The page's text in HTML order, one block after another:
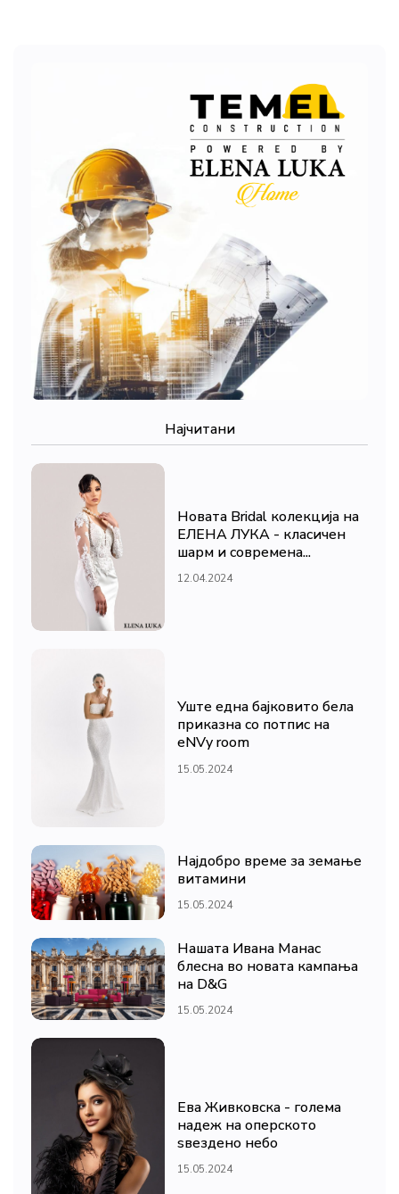
Најчитани
Новата Bridal колекција на
ЕЛЕНА ЛУКА - класичен
шарм и современа...
12.04.2024
Уште една бајковито бела
приказна со потпис на
eNVy room
15.05.2024
Најдобро време за земање
витамини
15.05.2024
Нашата Ивана Манас
блесна во новата кампања
на D&G
15.05.2024
Ева Живковска - голема
надеж на оперското
ѕвездено небо
15.05.2024